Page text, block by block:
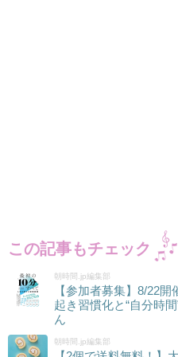
この記事もチェック
朝時間.jp編集部
【参加者募集】8/22
起き習慣化と“自分時
ん
朝時間.jp編集部